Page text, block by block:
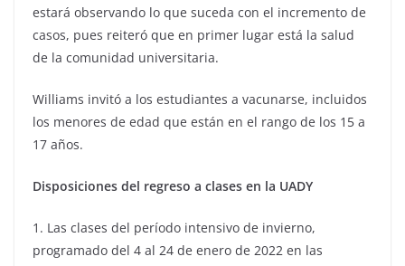
estará observando lo que suceda con el incremento de
casos, pues reiteró que en primer lugar está la salud
de la comunidad universitaria.
Williams invitó a los estudiantes a vacunarse, incluidos
los menores de edad que están en el rango de los 15 a
17 años.
Disposiciones del regreso a clases en la UADY
1. Las clases del período intensivo de invierno,
programado del 4 al 24 de enero de 2022 en las